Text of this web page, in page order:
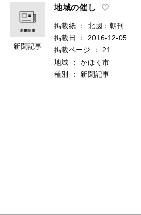
新聞記事
地域の催し
掲載紙 ：
北國：朝刊
掲載日
：
2016-12-05
掲載ページ
：
21
地域
：
かほく市
種別
： 新聞記事